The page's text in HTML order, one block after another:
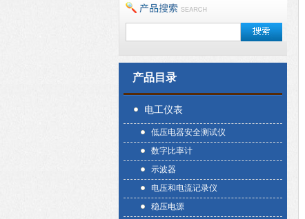
产品目录
电工仪表
低压电器安全测试仪
数字比率计
示波器
电压和电流记录仪
稳压电源